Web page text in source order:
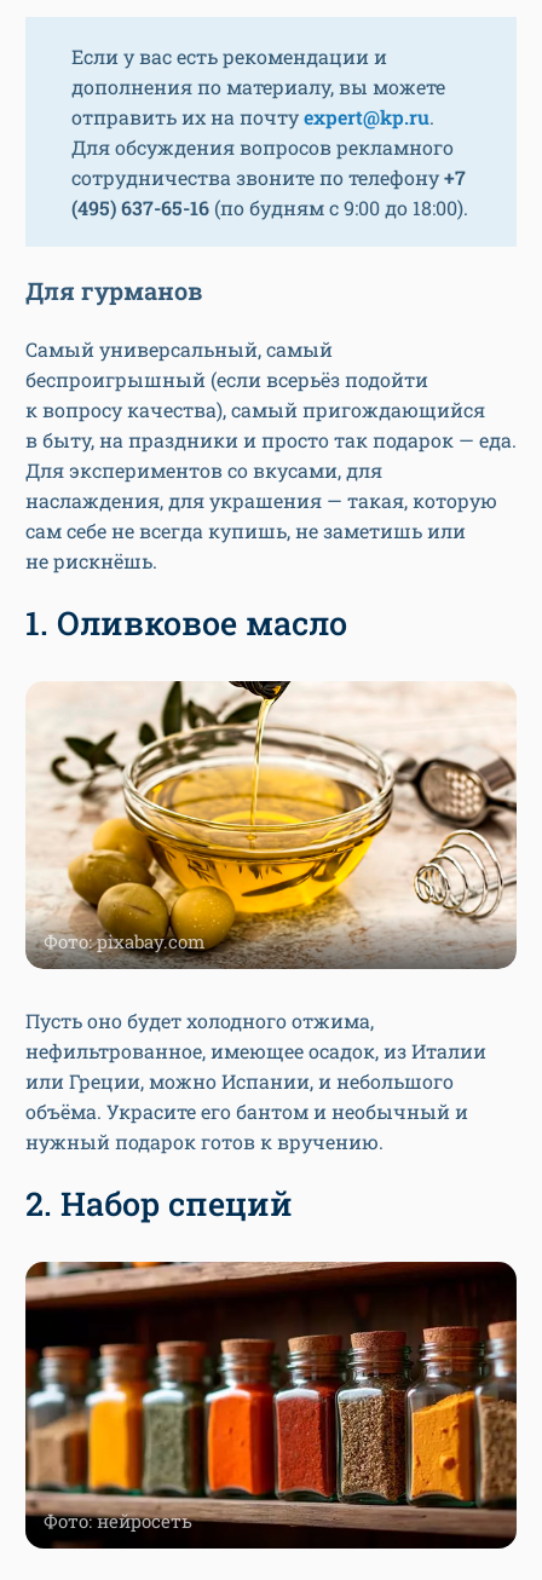
Если у вас есть рекомендации и
дополнения по материалу, вы можете
отправить их на почтуexpert@kp.ru.
Для обсуждения вопросов рекламного
сотрудничества звоните по телефону+7
(495) 637-65-16 (по будням с 9:00 до 18:00).
Для гурманов
Самый универсальный, самый
беспроигрышный (если всерьёз подойти
к вопросу качества), самый пригождающийся
в быту, на праздники и просто так подарок — еда.
Для экспериментов со вкусами, для
наслаждения, для украшения — такая, которую
сам себе не всегда купишь, не заметишь или
не рискнёшь.
1. Оливковое масло
Фото: pixabay.com
Пусть оно будет холодного отжима,
нефильтрованное, имеющее осадок, из Италии
или Греции, можно Испании, и небольшого
объёма. Украсите его бантом и необычный и
нужный подарок готов к вручению.
2. Набор специй
Фото: нейросеть